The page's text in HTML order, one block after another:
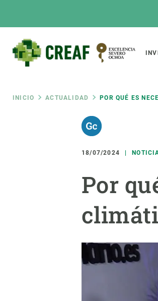
Ruta
INICIO ACTUALIDAD POR QUÉ ES
18/07/2024
Por
Featured
responsive
menu
SOBRE NOSOTROS
Organización institucional
Equidad, Diversidad e Inclusión (EDI)
Ciencia abierta y gestión del